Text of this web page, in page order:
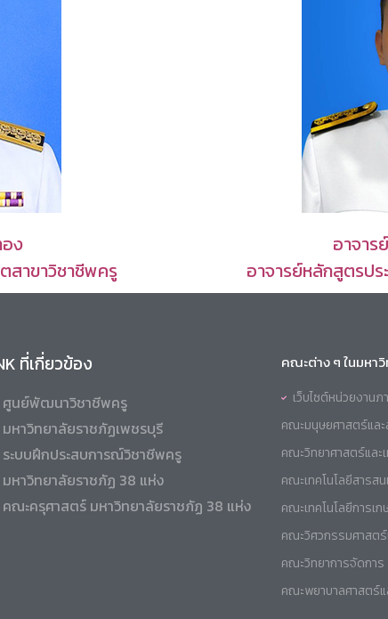
ง
สาขาวิชาชีพครู
อาจา
อาจารย์หลักสูตรป
ที่เกี่ยวข้อง
ศูนย์พัฒนาวิชาชีพครู
มหาวิทยาลัยราชภัฏเพชรบุรี
ระบบฝึกประสบการณ์วิชาชีพครู
มหาวิทยาลัยราชภัฏ 38 แห่ง
คณะครุศาสตร์ มหาวิทยาลัยราชภัฏ 38 แห่ง
คณะต่าง ๆ ในมหา
เว็บไซต์หน่วยงานภ
คณะมนุษยศาสตร์แล
คณะวิทยาศาสตร์และ
คณะเทคโนโลยีสารส
คณะเทคโนโลยีการเ
คณะวิศวกรรมศาสตร์
คณะวิทยาการจัดการ
คณะพยาบาลศาสตร์